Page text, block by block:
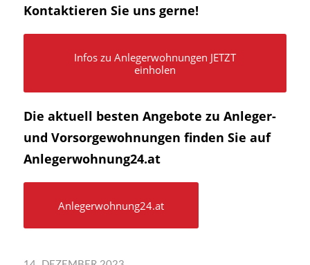
Kontaktieren Sie uns gerne!
Infos zu Anlegerwohnungen JETZT
einholen
Die aktuell besten Angebote zu Anleger-
und Vorsorgewohnungen finden Sie auf
Anlegerwohnung24.at
Anlegerwohnung24.at